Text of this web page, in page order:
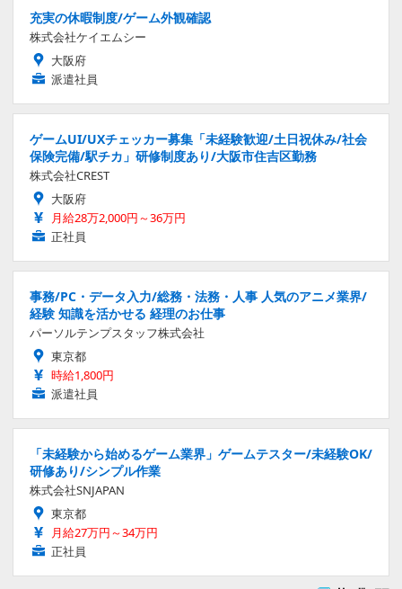
充実の休暇制度/ゲーム外観確認
株式会社ケイエムシー
大阪府
派遣社員
ゲームUI/UXチェッカー募集「未経験歓迎/土日祝休み/社会
保険完備/駅チカ」研修制度あり/大阪市住吉区勤務
株式会社CREST
大阪府
月給28万2,000円～36万円
正社員
事務/PC・データ入力/総務・法務・人事 人気のアニメ業界/
経験 知識を活かせる 経理のお仕事
パーソルテンプスタッフ株式会社
東京都
時給1,800円
派遣社員
「未経験から始めるゲーム業界」ゲームテスター/未経験OK/
研修あり/シンプル作業
株式会社SNJAPAN
東京都
月給27万円～34万円
正社員